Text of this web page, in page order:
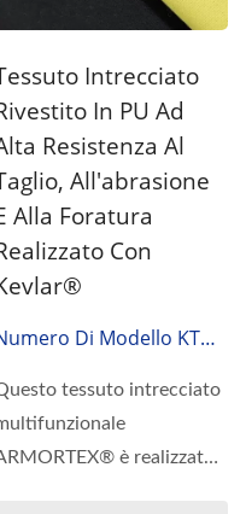
Intrecciato
In PU Ad
Resistenza Al
All'abrasione
Alla Foratura
Con
Di Modello KTG-
tessuto intrecciato
è realizzato